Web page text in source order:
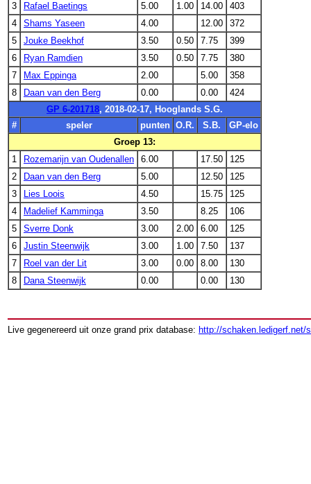
3
Rafael Baetings 5.00 1.00 14.00
403
4
Shams Yaseen 4.00 12.00
372
5
Jouke Beekhof 3.50 0.50 7.75
399
6
Ryan Ramdien 3.50 0.50 7.75
380
7
Max Eppinga 2.00 5.00
358
8
Daan van den Berg 0.00 0.00
424
GP 6-201718, 2018-02-17, Hooglands S.G.
#
speler punten O.R. S.B.
GP-elo
Groep 13:
1
Rozemarijn van Oudenallen 6.00 17.50
125
2
Daan van den Berg 5.00 12.50
125
3
Lies Loois 4.50 15.75
125
4
Madelief Kamminga 3.50 8.25
106
5
Sverre Donk 3.00 2.00 6.00
125
6
Justin Steenwijk 3.00 1.00 7.50
137
7
Roel van der Lit 3.00 0.00 8.00
130
8
Dana Steenwijk 0.00 0.00 130
Live gegenereerd uit onze grand prix database: http://schaken.ledigerf.net/